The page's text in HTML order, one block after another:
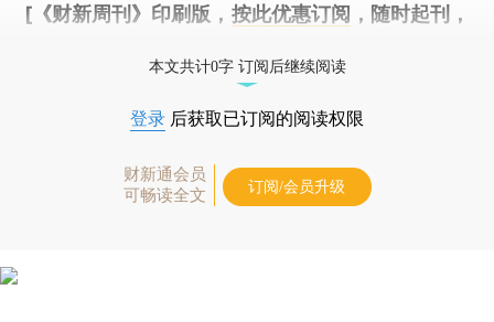
[《财新周刊》印刷版， 按此优惠订阅 ，随时起刊，
本文共计0字 订阅后继续阅读
登录 后获取已订阅的阅读权限
财新通会员
可畅读全文
订阅/会员升级